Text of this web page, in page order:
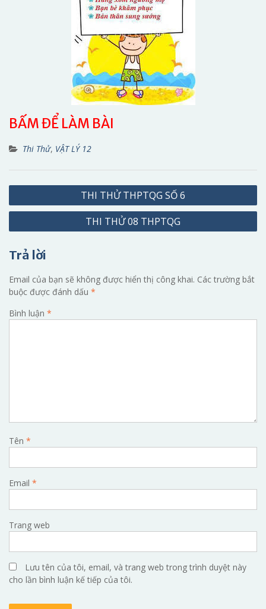
BẤM ĐỂ LÀM BÀI
Thi Thử, VẬT LÝ 12
Điều
hướng
THI THỬ THPTQG SỐ 6
THI THỬ 08 THPTQG
Trả lời
Email của bạn sẽ không được hiển thị công khai. Các trường bắt
buộc được đánh dấu *
Bình luận *
Tên *
Email *
Trang web
Lưu tên của tôi, email, và trang web trong trình duyệt này
cho lần bình luận kế tiếp của tôi.